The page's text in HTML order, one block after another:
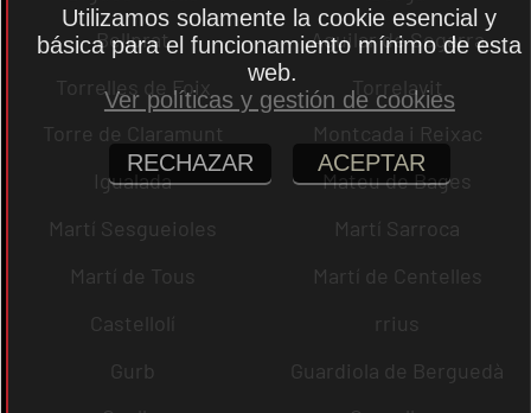
Bellprat
Aguilar de Segarra
Torrelles de Foix
Torrelavit
Torre de Claramunt
Montcada i Reixac
Igualada
Mateu de Bages
Martí Sesgueioles
Martí Sarroca
Martí de Tous
Martí de Centelles
Castellolí
rrius
Gurb
Guardiola de Berguedà
Utilizamos solamente la cookie esencial y
básica para el funcionamiento mínimo de esta
web.
Ver políticas y gestión de cookies
RECHAZAR ACEPTAR